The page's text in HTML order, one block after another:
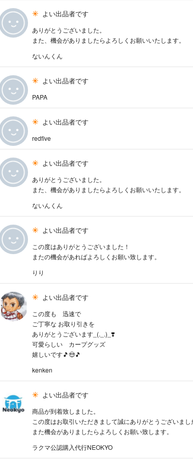
よい出品者です
ありがとうございました。
また、機会がありましたらよろしくお願いいたします。
ないんくん
よい出品者です
PAPA
よい出品者です
redfive
よい出品者です
ありがとうございました。
また、機会がありましたらよろしくお願いいたします。
ないんくん
よい出品者です
この度はありがとうございました！
またの機会があればよろしくお願い致します。
りり
よい出品者です
この度も 迅速で
ご丁寧な お取り引きを
ありがとうございます_(._.)_❣️
可愛らしい カープグッズ
嬉しいです🎵😍🎵
kenken
よい出品者です
商品が到着致しました。
この度はお取引いただきまして誠にありがとうございまし
また機会がありましたらよろしくお願い致します。
ラクマ公認購入代行NEOKYO